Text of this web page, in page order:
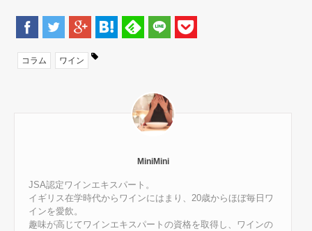
コラム ワイン
MiniMini
JSA認定ワインエキスパート。
イギリス在学時代からワインにはまり、20歳からほぼ毎日ワ
インを愛飲。
趣味が高じてワインエキスパートの資格を取得し、ワインの